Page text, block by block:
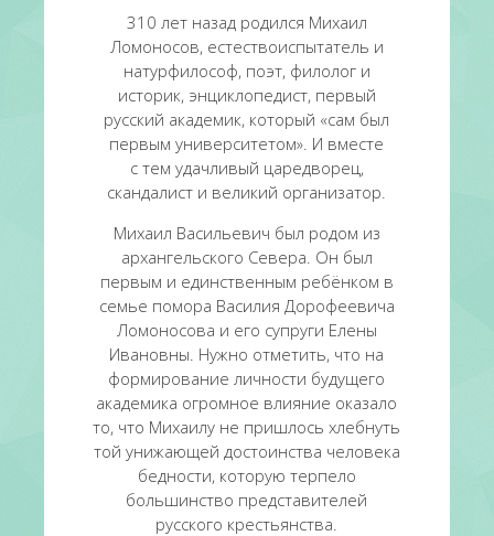
310 лет назад родился Михаил
Ломоносов, естествоиспытатель и
натурфилософ, поэт, филолог и
историк, энциклопедист, первый
русский академик, который «сам был
первым университетом». И вместе
с тем удачливый царедворец,
скандалист и великий организатор.
Михаил Васильевич был родом из
архангельского Севера. Он был
первым и единственным ребёнком в
семье помора Василия Дорофеевича
Ломоносова и его супруги Елены
Ивановны. Нужно отметить, что на
формирование личности будущего
академика огромное влияние оказало
то, что Михаилу не пришлось хлебнуть
той унижающей достоинства человека
бедности, которую терпело
большинство представителей
русского крестьянства.